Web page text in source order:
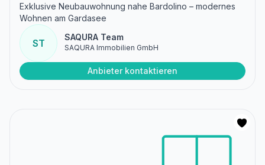
Exklusive Neubauwohnung nahe Bardolino – modernes
Wohnen am Gardasee
ST
SAQURA Team
SAQURA Immobilien GmbH
Anbieter kontaktieren